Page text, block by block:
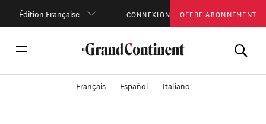
Édition Française CONNEXION OFFRE ABONNEMENT
Français Español Italiano